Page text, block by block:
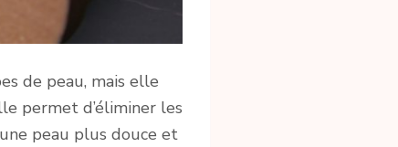
de peau, mais elle
permet d’éliminer les
peau plus douce et